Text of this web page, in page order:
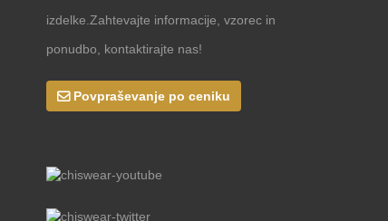
izdelke.Zahtevajte informacije, vzorec in
ponudbo, kontaktirajte nas!
Povpraševanje po ceniku